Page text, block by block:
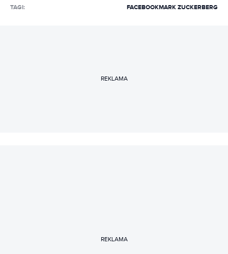
TAGI: FACEBOOKMARK ZUCKERBERG
REKLAMA
REKLAMA